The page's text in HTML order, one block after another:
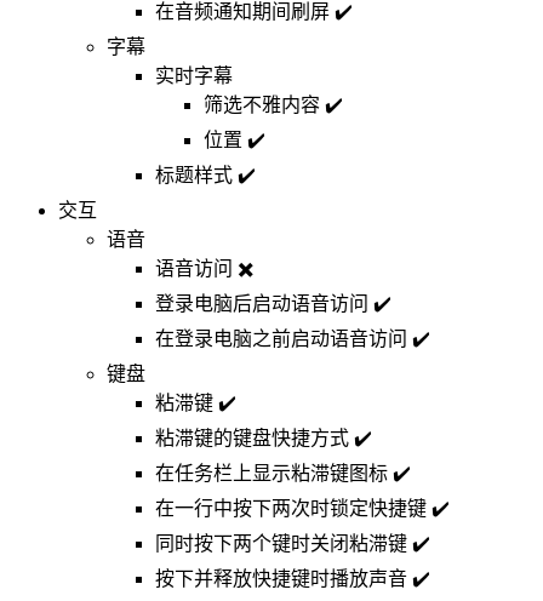
在音频通知期间刷屏 ✔️
字幕
实时字幕
筛选不雅内容 ✔️
位置 ✔️
标题样式 ✔️
交互
语音
语音访问 ✖️
登录电脑后启动语音访问 ✔️
在登录电脑之前启动语音访问 ✔️
键盘
粘滞键 ✔️
粘滞键的键盘快捷方式 ✔️
在任务栏上显示粘滞键图标 ✔️
在一行中按下两次时锁定快捷键 ✔️
同时按下两个键时关闭粘滞键 ✔️
按下并释放快捷键时播放声音 ✔️